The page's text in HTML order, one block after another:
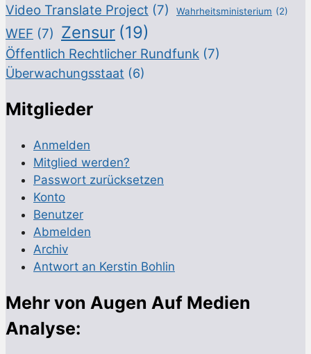
Video Translate Project (7) Wahrheitsministerium (2)
WEF (7) Zensur (19)
Öffentlich Rechtlicher Rundfunk (7)
Überwachungsstaat (6)
Mitglieder
Anmelden
Mitglied werden?
Passwort zurücksetzen
Konto
Benutzer
Abmelden
Archiv
Antwort an Kerstin Bohlin
Mehr von Augen Auf Medien
Analyse: